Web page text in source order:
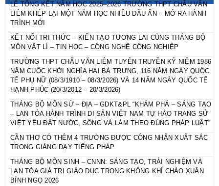
LỄ TỔNG KẾT NĂM HỌC 2025–2026 TRƯỜNG THPT CHÂU VĂN
LIÊM KHÉP LẠI MỘT NĂM HỌC NHIỀU DẤU ẤN – MỞ RA HÀNH
TRÌNH MỚI
KẾT NỐI TRI THỨC – KIẾN TẠO TƯƠNG LAI CÙNG THÁNG BỘ
MÔN VẬT LÍ – TIN HỌC – CÔNG NGHỆ CÔNG NGHIỆP
TRƯỜNG THPT CHÂU VĂN LIÊM TUYÊN TRUYỀN KỶ NIỆM 1986
NĂM CUỘC KHỞI NGHĨA HAI BÀ TRƯNG, 116 NĂM NGÀY QUỐC
TẾ PHỤ NỮ (08/3/1910 – 08/3/2026) VÀ 14 NĂM NGÀY QUỐC TẾ
HẠNH PHÚC (20/3/2012 – 20/3/2026)
THÁNG BỘ MÔN SỬ – ĐỊA – GDKT&PL “KHÁM PHÁ – SÁNG TẠO
– LAN TỎA HÀNH TRÌNH DI SẢN VIỆT NAM TỰ HÀO TRANG SỬ
VIỆT YÊU ĐẤT NƯỚC, SỐNG VÀ LÀM THEO ĐÚNG PHÁP LUẬT”
CẦN THƠ CÓ THÊM 4 TRƯỜNG ĐƯỢC CÔNG NHẬN XUẤT SẮC
TRONG GIẢNG DẠY TIẾNG PHÁP
THÁNG BỘ MÔN SINH – CNNN: SÁNG TẠO, TRẢI NGHIỆM VÀ
LAN TỎA GIÁ TRỊ GIÁO DỤC TRONG KHÔNG KHÍ CHÀO XUÂN
BÍNH NGỌ 2026